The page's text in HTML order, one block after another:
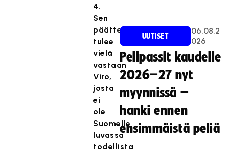
4.
Sen
päätteeksi
tulee
vielä
vastaan
Viro,
josta
ei
ole
Suomelle
luvassa
todellista
UUTISET
06.08.2
026
Pelipassit kaudelle
2026–27 nyt
myynnissä –
hanki ennen
ensimmäistä peliä